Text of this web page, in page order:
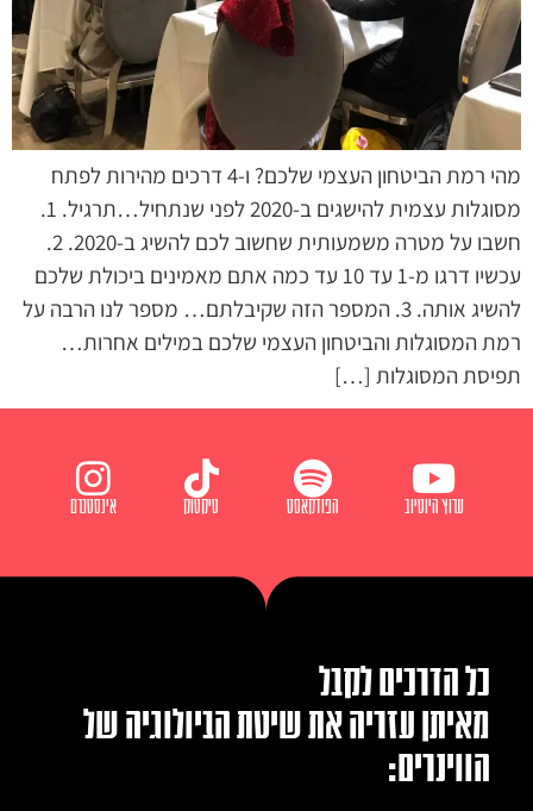
מהי רמת הביטחון העצמי שלכם? ו-4 דרכים מהירות לפתח
מסוגלות עצמית להישגים ב-2020 לפני שנתחיל…תרגיל. 1.
חשבו על מטרה משמעותית שחשוב לכם להשיג ב-2020. 2.
עכשיו דרגו מ-1 עד 10 עד כמה אתם מאמינים ביכולת שלכם
להשיג אותה. 3. המספר הזה שקיבלתם… מספר לנו הרבה על
רמת המסוגלות והביטחון העצמי שלכם במילים אחרות…
תפיסת המסוגלות […]
ערוץ היוטיוב הפודקאסט טיקטוק אינסטגרם
כל הדרכים לקבל
מאיתן עזריה את שיטת הביולוגיה של
הווינרים: